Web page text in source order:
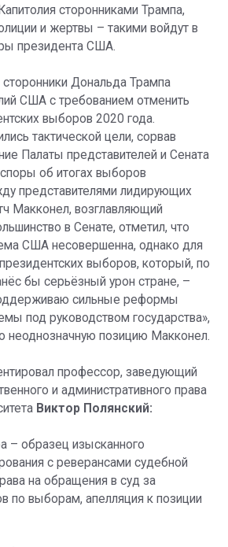
сторонниками Трампа,
и жертвы – такими войдут в
президента США.
Дональда Трампа
США с требованием отменить
выборов 2020 года.
тактической цели, сорвав
Палаты представителей и Сената
об итогах выборов
представителями лидирующих
Макконел, возглавляющий
в Сенате, отметил, что
США несовершенна, однако для
выборов, который, по
бы серьёзный урон стране, –
сильные реформы
под руководством государства»,
неоднозначную позицию Макконел.
профессор, заведующий
и административного права
Виктор Полянский:
– образец изысканного
с реверансами судебной
на обращения в суд за
по выборам, апелляция к позиции